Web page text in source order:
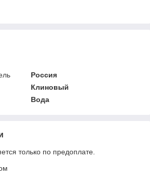
Россия
Клиновый
Вода
только по предоплате.